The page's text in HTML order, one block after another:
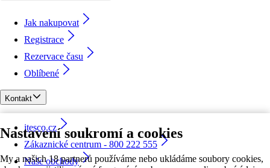
Nastavení soukromí a cookies
My a našich 18 partnerů používáme nebo ukládáme soubory cookies,
Jak nakupovat
Registrace
Rezervace času
Oblíbené
Kontakt
itesco.cz
Zákaznické centrum - 800 222 555
Naše obchody